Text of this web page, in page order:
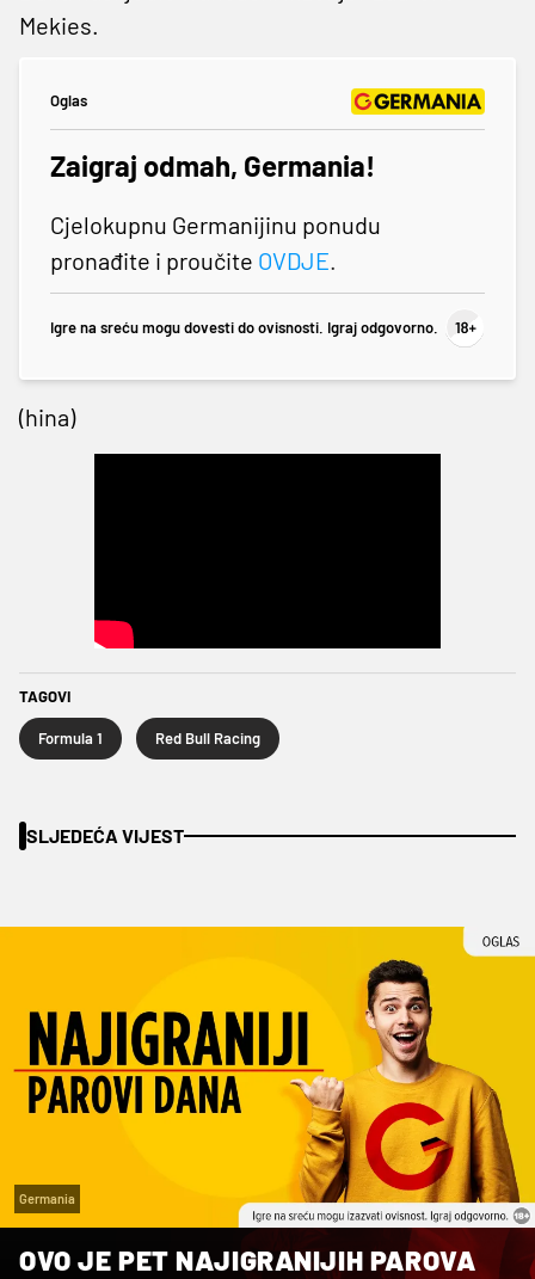
Mekies.
Oglas
Zaigraj odmah, Germania!
Cjelokupnu Germanijinu ponudu
pronađite i proučite OVDJE.
Igre na sreću mogu dovesti do ovisnosti. Igraj odgovorno.
(hina)
TAGOVI
Formula 1 Red Bull Racing
SLJEDEĆA VIJEST
Germania
OVO JE PET NAJIGRANIJIH PAROVA